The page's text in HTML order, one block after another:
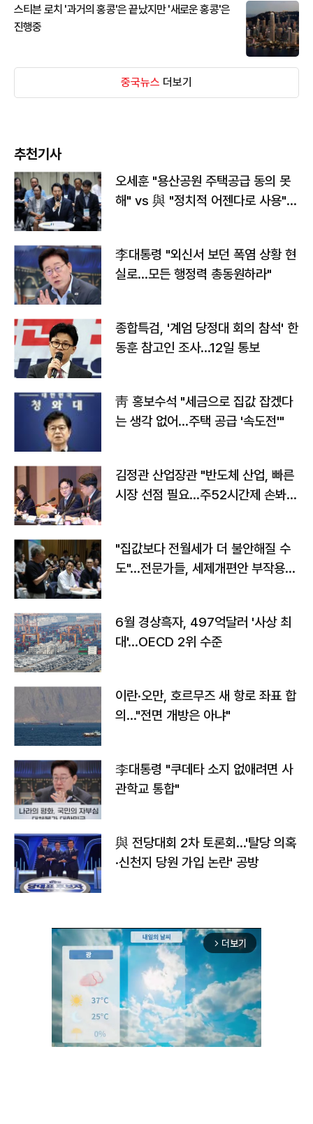
스티븐 로치 '과거의 홍콩'은 끝났지만 '새로운 홍콩'은
진행중
중국뉴스 더보기
추천기사
오세훈 "용산공원 주택공급 동의 못
해" vs 與 "정치적 어젠다로 사용"
李대통령 "외신서 보던 폭염 상황 현
실로…모든 행정력 총동원하라"
종합특검, '계엄 당정대 회의 참석' 한
동훈 참고인 조사...12일 통보
靑 홍보수석 "세금으로 집값 잡겠다
는 생각 없어…주택 공급 '속도전'"
김정관 산업장관 "반도체 산업, 빠른
시장 선점 필요…주52시간제 손봐
"집값보다 전월세가 더 불안해질 수
도"…전문가들, 세제개편안 부작용
6월 경상흑자, 497억달러 '사상 최
대'…OECD 2위 수준
이란·오만, 호르무즈 새 항로 좌표 합
의…"전면 개방은 아냐"
李대통령 "쿠데타 소지 없애려면 사
관학교 통합"
與 전당대회 2차 토론회…'탈당 의혹
·신천지 당원 가입 논란' 공방
arrow_forward_ios 더보기